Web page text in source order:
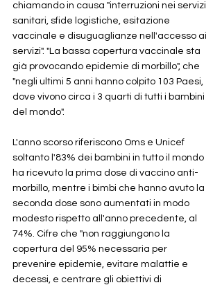
chiamando in causa "interruzioni nei servizi
sanitari, sfide logistiche, esitazione
vaccinale e disuguaglianze nell'accesso ai
servizi". "La bassa copertura vaccinale sta
già provocando epidemie di morbillo", che
"negli ultimi 5 anni hanno colpito 103 Paesi,
dove vivono circa i 3 quarti di tutti i bambini
del mondo".
L'anno scorso riferiscono Oms e Unicef
soltanto l'83% dei bambini in tutto il mondo
ha ricevuto la prima dose di vaccino anti-
morbillo, mentre i bimbi che hanno avuto la
seconda dose sono aumentati in modo
modesto rispetto all'anno precedente, al
74%. Cifre che "non raggiungono la
copertura del 95% necessaria per
prevenire epidemie, evitare malattie e
decessi, e centrare gli obiettivi di